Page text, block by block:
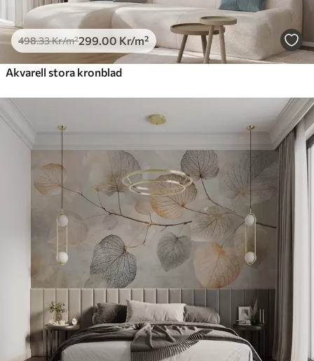
498.33Kr/m²299 .00 Kr/m²
Akvarell stora kronblad